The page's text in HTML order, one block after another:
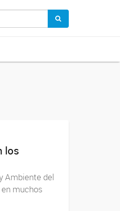
los
Ambiente del
muchos